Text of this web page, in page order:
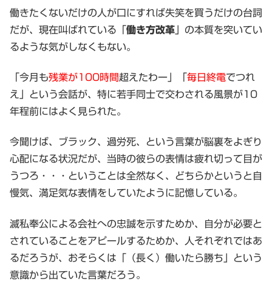
働きたくないだけの人が口にすれば失笑を買うだけの台詞
だが、現在叫ばれている「働き方改革 」の本質を突いてい
るような気がしなくもない。
「今月も残業が100時間超えたわー」「 毎日終電でつれ
え」という会話が、特に若手同士で交わされる風景が10
年程前にはよく見られた。
今聞けば、ブラック、過労死、という言葉が脳裏をよぎり
心配になる状況だが、当時の彼らの表情は疲れ切って目が
うつろ・・・ということは全然なく、どちらかというと自
慢気、満足気な表情をしていたように記憶している。
滅私奉公による会社への忠誠を示すためか、自分が必要と
されていることをアピールするためか、人それぞれではあ
るだろうが、おそらくは「（長く）働いたら勝ち」という
意識から出ていた言葉だろう。